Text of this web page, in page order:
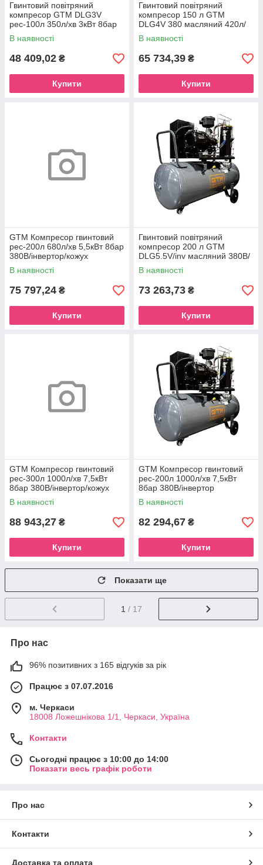
Гвинтовий повітряний
компресор GTM DLG3V
рес-100л 350л/хв 3кВт 8бар
380В
В наявності
48 409,02 ₴
Купити
Гвинтовий повітряний
компресор 150 л GTM
DLG4V 380 масляний 420л/
хв 4кВт 8бар 380В
В наявності
65 734,39 ₴
Купити
GTM Компресор гвинтовий
рес-200л 680л/хв 5,5кВт 8бар
380В/інвертор/кожух
В наявності
75 797,24 ₴
Купити
Гвинтовий повітряний
компресор 200 л GTM
DLG5.5V/inv масляний 380В/
інвертор
В наявності
73 263,73 ₴
Купити
GTM Компресор гвинтовий
рес-300л 1000л/хв 7,5кВт
8бар 380В/інвертор/кожух
В наявності
88 943,27 ₴
Купити
GTM Компресор гвинтовий
рес-200л 1000л/хв 7,5кВт
8бар 380В/інвертор
В наявності
82 294,67 ₴
Купити
Показати ще
1 / 17
Про нас
96% позитивних з 165 відгуків за рік
Працює з 07.07.2016
м. Черкаси
18008 Ложешнікова 1/1, Черкаси, Україна
Контакти
Сьогодні працює з 10:00 до 14:00
Показати весь графік роботи
Про нас
Контакти
Доставка та оплата